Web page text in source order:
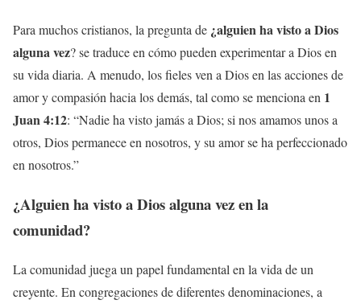
Para muchos cristianos, la pregunta de ¿alguien ha visto a Dios
alguna vez? se traduce en cómo pueden experimentar a Dios en
su vida diaria. A menudo, los fieles ven a Dios en las acciones de
amor y compasión hacia los demás, tal como se menciona en 1
Juan 4:12: “Nadie ha visto jamás a Dios; si nos amamos unos a
otros, Dios permanece en nosotros, y su amor se ha perfeccionado
en nosotros.”
¿Alguien ha visto a Dios alguna vez en la
comunidad?
La comunidad juega un papel fundamental en la vida de un
creyente. En congregaciones de diferentes denominaciones, a